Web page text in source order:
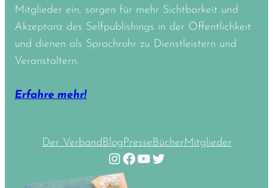
Mitglieder ein, sorgen für mehr Sichtbarkeit und
Akzeptanz des Selfpublishings in der Öffentlichkeit
und dienen als Sprachrohr zu Dienstleistern und
Veranstaltern.
Erfahre mehr!
Der VerbandBlogPresseBücherMitglieder
Instagram Facebook YouTube Twitter